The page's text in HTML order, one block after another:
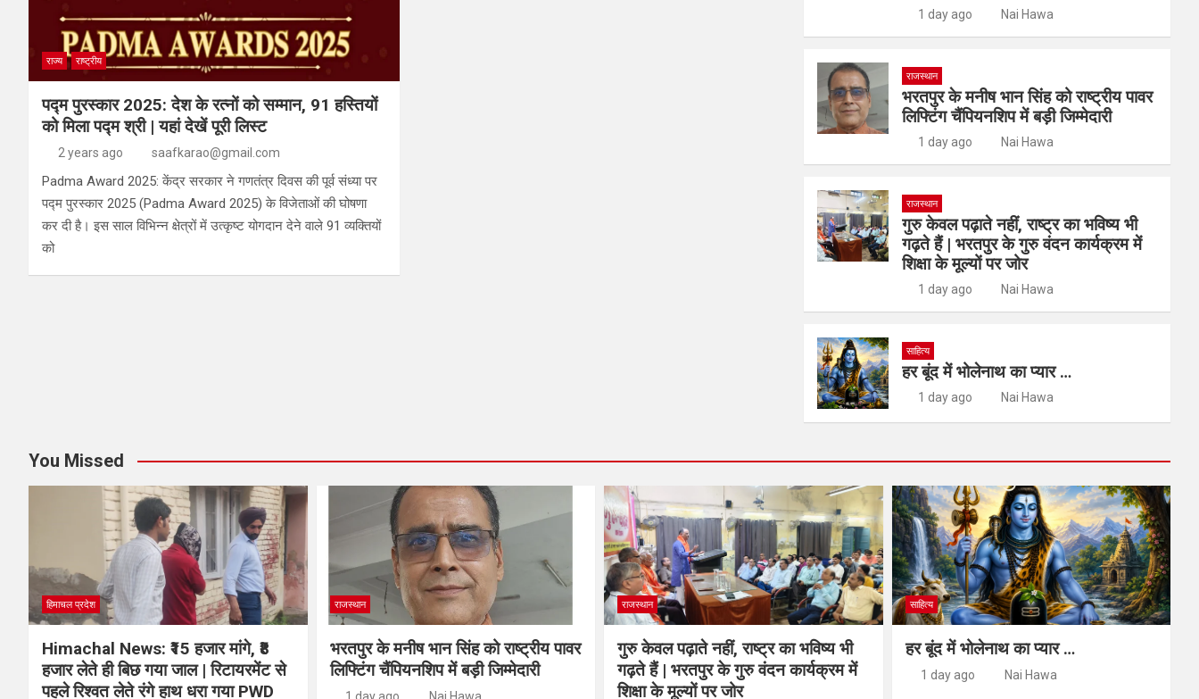
राज्य राष्ट्रीय
पद्म पुरस्कार 2025: देश के रत्नों को सम्मान, 91 हस्तियों
को मिला पद्म श्री | यहां देखें पूरी लिस्ट
2 years ago saafkarao@gmail.com
Padma Award 2025: केंद्र सरकार ने गणतंत्र दिवस की पूर्व संध्या पर
पद्म पुरस्कार 2025 (Padma Award 2025) के विजेताओं की घोषणा
कर दी है। इस साल विभिन्न क्षेत्रों में उत्कृष्ट योगदान देने वाले 91 व्यक्तियों
को
1 day ago Nai Hawa
राजस्थान
भरतपुर के मनीष भान सिंह को राष्ट्रीय पावर
लिफ्टिंग चैंपियनशिप में बड़ी जिम्मेदारी
1 day ago Nai Hawa
राजस्थान
गुरु केवल पढ़ाते नहीं, राष्ट्र का भविष्य भी
गढ़ते हैं | भरतपुर के गुरु वंदन कार्यक्रम में
शिक्षा के मूल्यों पर जोर
1 day ago Nai Hawa
साहित्य
हर बूंद में भोलेनाथ का प्यार …
1 day ago Nai Hawa
You Missed
हिमाचल प्रदेश
Himachal News: ₹15 हजार मांगे, ₹8
हजार लेते ही बिछ गया जाल | रिटायरमेंट से
पहले रिश्वत लेते रंगे हाथ धरा गया PWD
राजस्थान
भरतपुर के मनीष भान सिंह को राष्ट्रीय पावर
लिफ्टिंग चैंपियनशिप में बड़ी जिम्मेदारी
राजस्थान
गुरु केवल पढ़ाते नहीं, राष्ट्र का भविष्य भी
गढ़ते हैं | भरतपुर के गुरु वंदन कार्यक्रम में
शिक्षा के मूल्यों पर जोर
साहित्य
हर बूंद में भोलेनाथ का प्यार …
1 day ago Nai Hawa